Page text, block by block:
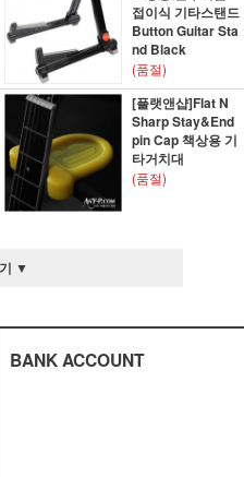
접이식 기타스탠드
Button Guitar Sta
nd Black
(품절)
[플랫앤샵]Flat N
Sharp Stay&End
pin Cap 책상용 기
타거치대
(품절)
▼
BANK ACCOUNT